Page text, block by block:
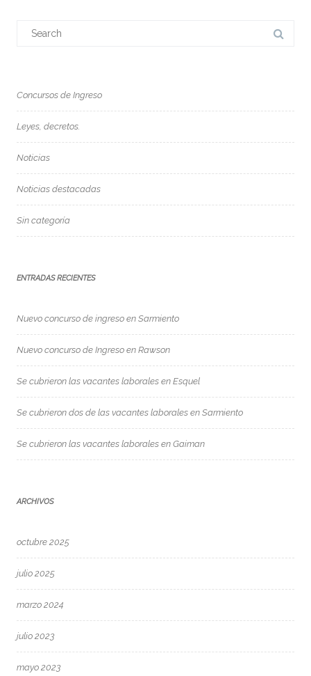
Concursos de Ingreso
Leyes, decretos.
Noticias
Noticias destacadas
Sin categoría
ENTRADAS RECIENTES
Nuevo concurso de ingreso en Sarmiento
Nuevo concurso de Ingreso en Rawson
Se cubrieron las vacantes laborales en Esquel
Se cubrieron dos de las vacantes laborales en Sarmiento
Se cubrieron las vacantes laborales en Gaiman
ARCHIVOS
octubre 2025
julio 2025
marzo 2024
julio 2023
mayo 2023